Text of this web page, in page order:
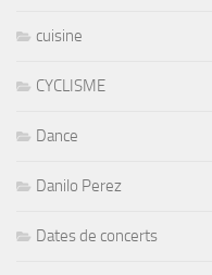
cuisine
CYCLISME
Dance
Danilo Perez
Dates de concerts